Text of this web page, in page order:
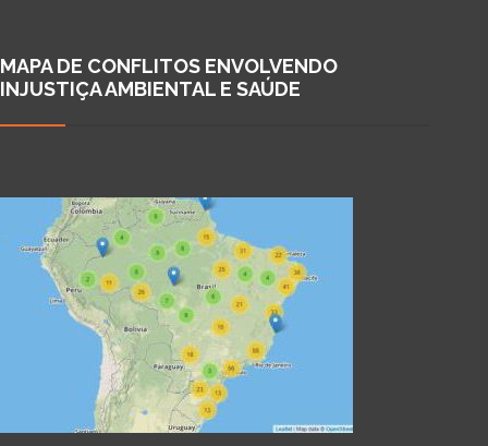
MAPA DE CONFLITOS ENVOLVENDO
INJUSTIÇA AMBIENTAL E SAÚDE